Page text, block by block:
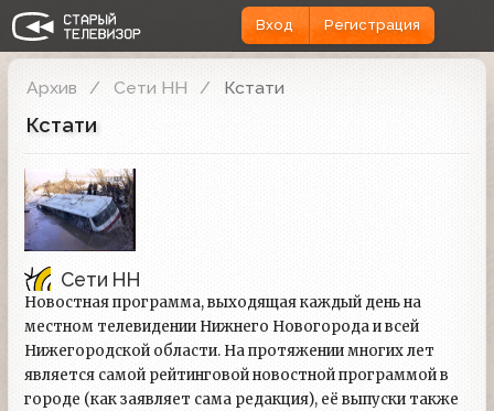
Вход Регистрация
Архив Сети НН Кстати
Кстати
Сети НН
Новостная программа, выходящая каждый день на
местном телевидении Нижнего Новогорода и всей
Нижегородской области. На протяжении многих лет
является самой рейтинговой новостной программой в
городе (как заявляет сама редакция), её выпуски также